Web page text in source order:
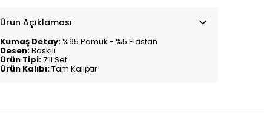
Ürün Açıklaması
Kumaş Detay:%95 Pamuk - %5 Elastan
Desen:Baskılı
Ürün Tipi:7’li Set
Ürün Kalıbı:Tam Kalıptır